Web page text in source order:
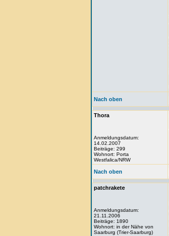
Nach oben
Thora
Anmeldungsdatum:
14.02.2007
Beiträge: 299
Wohnort: Porta
Westfalica/NRW
Nach oben
patchrakete
Anmeldungsdatum:
21.11.2006
Beiträge: 1890
Wohnort: in der Nähe von
Saarburg (Trier-Saarburg)